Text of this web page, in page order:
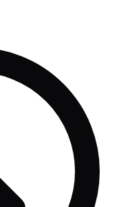
sembollerinden biri